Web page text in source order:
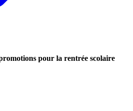
pour la rentrée scolaire